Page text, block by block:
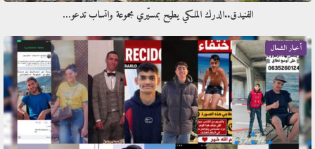
الفنيدق..الدرك الملكي يطيح بمسيّري مجموعة واتساب تدعو…
أخبار الشمال